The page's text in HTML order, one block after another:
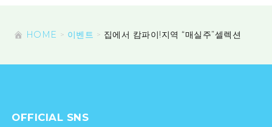
HOME 이벤트 집에서 캄파이!지역 “매실주”셀렉션
OFFICIAL SNS